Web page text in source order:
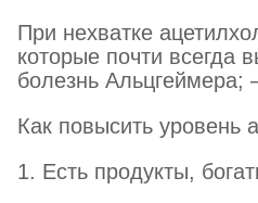
При нехватке
которые почти всегда
болезнь Альцгеймера;
Как повысить уровень
1. Есть продукты,